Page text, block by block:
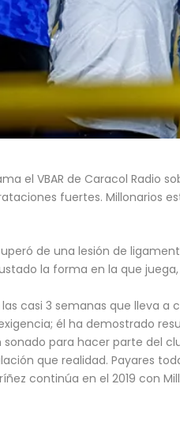
el VBAR de Caracol Radio
fuertes. Millonarios
de una lesión de
la forma en la que
casi 3 semanas que lleva
él ha demostrado
para hacer parte del
que realidad. Payares
continúa en el 2019 con